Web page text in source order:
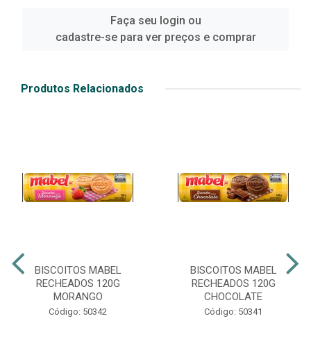
Faça seu login ou
cadastre-se para ver preços e comprar
Produtos Relacionados
BISCOITOS MABEL
RECHEADOS 120G
MORANGO
Código: 50342
BISCOITOS MABEL
RECHEADOS 120G
CHOCOLATE
Código: 50341